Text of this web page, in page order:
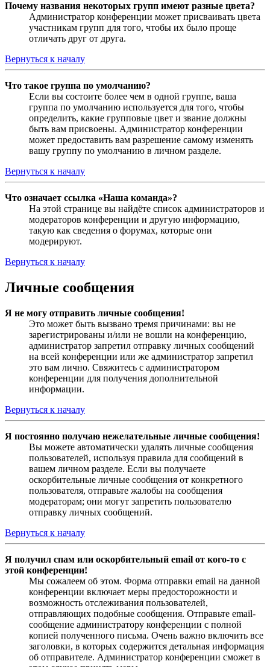
Почему названия некоторых групп имеют разные цвета?
Администратор конференции может присваивать цвета
участникам групп для того, чтобы их было проще
отличать друг от друга.
Вернуться к началу
Что такое группа по умолчанию?
Если вы состоите более чем в одной группе, ваша
группа по умолчанию используется для того, чтобы
определить, какие групповые цвет и звание должны
быть вам присвоены. Администратор конференции
может предоставить вам разрешение самому изменять
вашу группу по умолчанию в личном разделе.
Вернуться к началу
Что означает ссылка «Наша команда»?
На этой странице вы найдёте список администраторов и
модераторов конференции и другую информацию,
такую как сведения о форумах, которые они
модерируют.
Вернуться к началу
Личные сообщения
Я не могу отправить личные сообщения!
Это может быть вызвано тремя причинами: вы не
зарегистрированы и/или не вошли на конференцию,
администратор запретил отправку личных сообщений
на всей конференции или же администратор запретил
это вам лично. Свяжитесь с администратором
конференции для получения дополнительной
информации.
Вернуться к началу
Я постоянно получаю нежелательные личные сообщения!
Вы можете автоматически удалять личные сообщения
пользователей, используя правила для сообщений в
вашем личном разделе. Если вы получаете
оскорбительные личные сообщения от конкретного
пользователя, отправьте жалобы на сообщения
модераторам; они могут запретить пользователю
отправку личных сообщений.
Вернуться к началу
Я получил спам или оскорбительный email от кого-то с
этой конференции!
Мы сожалеем об этом. Форма отправки email на данной
конференции включает меры предосторожности и
возможность отслеживания пользователей,
отправляющих подобные сообщения. Отправьте email-
сообщение администратору конференции с полной
копией полученного письма. Очень важно включить все
заголовки, в которых содержится детальная информация
об отправителе. Администратор конференции сможет в